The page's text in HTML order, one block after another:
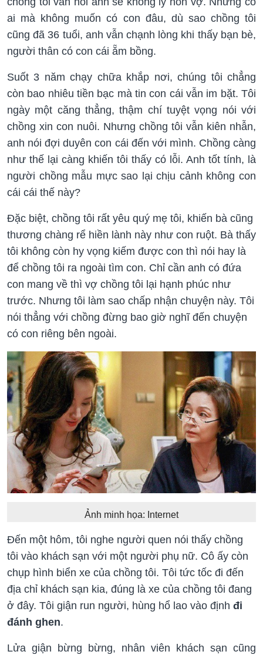
ai mà không muốn có con đâu, dù sao chồng tôi
cũng đã 36 tuổi, anh vẫn chạnh lòng khi thấy bạn bè,
người thân có con cái ẵm bồng.
Suốt 3 năm chạy chữa khắp nơi, chúng tôi chẳng
còn bao nhiêu tiền bạc mà tin con cái vẫn im bặt. Tôi
ngày một căng thẳng, thậm chí tuyệt vọng nói với
chồng xin con nuôi. Nhưng chồng tôi vẫn kiên nhẫn,
anh nói đợi duyên con cái đến với mình. Chồng càng
như thế lại càng khiến tôi thấy có lỗi. Anh tốt tính, là
người chồng mẫu mực sao lại chịu cảnh không con
cái cái thế này?
Đặc biệt, chồng tôi rất yêu quý mẹ tôi, khiến bà cũng
thương chàng rể hiền lành này như con ruột. Bà thấy
tôi không còn hy vọng kiếm được con thì nói hay là
để chồng tôi ra ngoài tìm con. Chỉ cần anh có đứa
con mang về thì vợ chồng tôi lại hạnh phúc như
trước. Nhưng tôi làm sao chấp nhận chuyện này. Tôi
nói thẳng với chồng đừng bao giờ nghĩ đến chuyện
có con riêng bên ngoài.
Ảnh minh họa: Internet
Đến một hôm, tôi nghe người quen nói thấy chồng
tôi vào khách sạn với một người phụ nữ. Cô ấy còn
chụp hình biển xe của chồng tôi. Tôi tức tốc đi đến
địa chỉ khách sạn kia, đúng là xe của chồng tôi đang
ở đây. Tôi giận run người, hùng hổ lao vào định đi
đánh ghen.
Lửa giận bừng bừng, nhân viên khách sạn cũng